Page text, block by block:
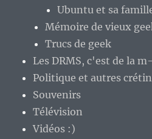
Ubuntu et sa
Mémoire de vieux
Trucs de geek
Les DRMS, c'est de la
Politique et autres
Souvenirs
Télévision
Vidéos :)